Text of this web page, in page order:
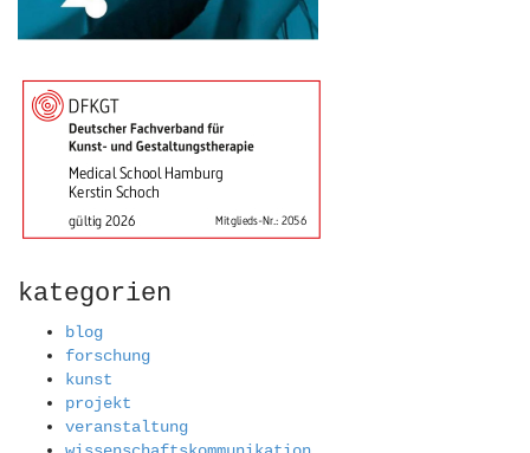
kategorien
blog
forschung
kunst
projekt
veranstaltung